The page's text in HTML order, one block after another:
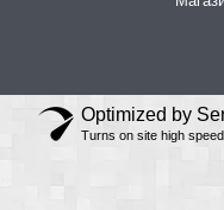
Optimized by
Turns on site high